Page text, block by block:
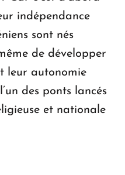
indépendance
sont nés
de développer
leur autonomie
des ponts lancés
et nationale